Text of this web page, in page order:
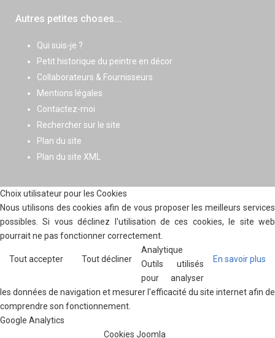
Autres petites choses...
Qui suis-je ?
Petit historique du peintre en décor
Collaborateurs & Fournisseurs
Mentions légales
Contactez-moi
Rechercher sur le site
Plan du site
Plan du site XML
Choix utilisateur pour les Cookies
Nous utilisons des cookies afin de vous proposer les meilleurs services
possibles. Si vous déclinez l'utilisation de ces cookies, le site web
pourrait ne pas fonctionner correctement.
Tout accepter Tout décliner En savoir plus
Analytique
Outils utilisés
pour analyser
les données de navigation et mesurer l'efficacité du site internet afin de
comprendre son fonctionnement.
Google Analytics
Cookies Joomla